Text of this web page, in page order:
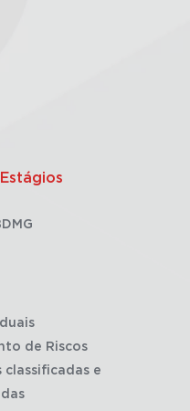
de Riscos
classificadas e